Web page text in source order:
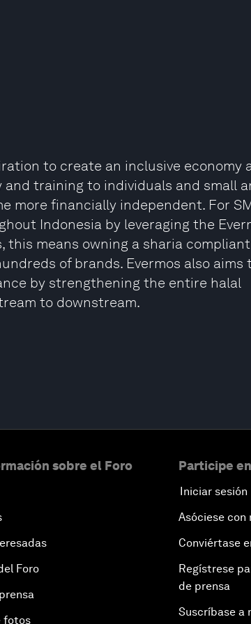
to create an inclusive economy
training to individuals and small
more financially independent. For
Indonesia by leveraging the
this means owning a sharia compliant
of brands. Evermos also aims
by strengthening the entire halal
to downstream.
sobre el Foro
Foro
fotos
Participe
Iniciar sesión
Asóciese con
Conviértase
Regístrese
de prensa
Suscríbase a